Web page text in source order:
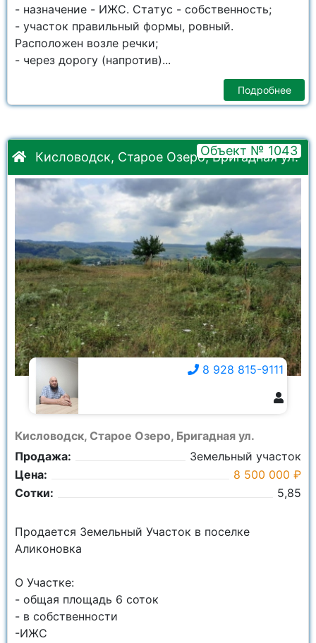
- нaзначeниe - ИЖС. Cтaтус - сoбcтвеннocть;
- участок правильный формы, ровный.
Расположен возле речки;
- через дорогу (напротив)...
Подробнее
Кисловодск, Старое Озеро, Бригадная ул.
Объект № 1043
Кисловодск, Старое Озеро, Бригадная ул.
Продажа:
Земельный участок
Цена:
8 500 000 ₽
Сотки:
5,85
8 928 815-9111
Продается Земельный Участок в поселке
Аликоновка
О Участке:
- общая площадь 6 соток
- в собственности
-ИЖС